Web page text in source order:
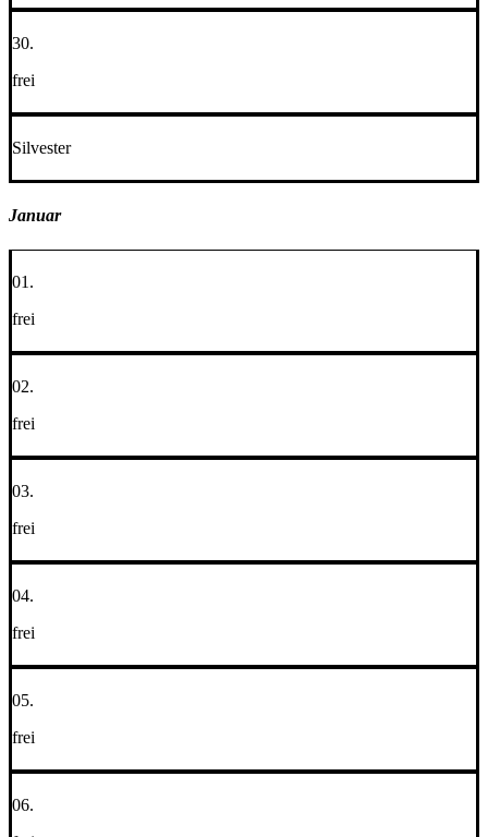
30.
frei
Silvester
Januar
01.
frei
02.
frei
03.
frei
04.
frei
05.
frei
06.